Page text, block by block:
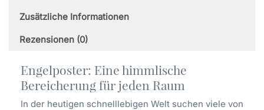
Zusätzliche Informationen
Rezensionen (0)
Engelposter: Eine himmlische
Bereicherung für jeden Raum
In der heutigen schnelllebigen Welt suchen viele von